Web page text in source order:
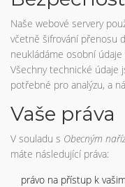
Naše webové servery
včetně šifrování přenosu
neukládáme osobní
Všechny technické údaje
potřebné pro analýzu, a
Vaše práva
V souladu s Obecným
máte následující práva:
právo na přístup k